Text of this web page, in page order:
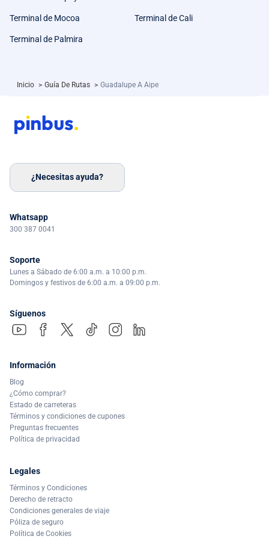
Terminal de Mocoa Terminal de Cali
Terminal de Palmira
Inicio > Guía De Rutas > Guadalupe A Aipe
¿Necesitas ayuda?
Whatsapp
300 387 0041
Soporte
Lunes a Sábado de 6:00 a.m. a 10:00 p.m.
Domingos y festivos de 6:00 a.m. a 09:00 p.m.
Síguenos
Información
Blog
¿Cómo comprar?
Estado de carreteras
Términos y condiciones de cupones
Preguntas frecuentes
Política de privacidad
Legales
Términos y Condiciones
Derecho de retracto
Condiciones generales de viaje
Póliza de seguro
Política de Cookies